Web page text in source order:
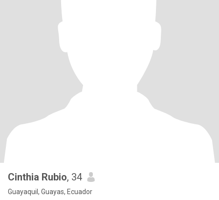
Cinthia Rubio, 34
Guayaquil, Guayas, Ecuador